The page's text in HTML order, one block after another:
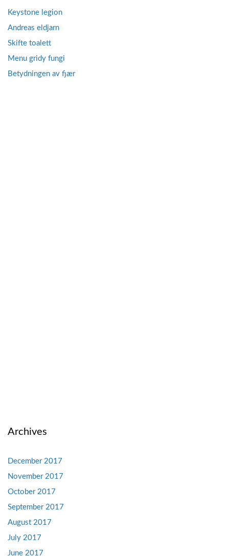
Keystone legion
Andreas eldjarn
Skifte toalett
Menu gridy fungi
Betydningen av fjær
Archives
December 2017
November 2017
October 2017
September 2017
August 2017
July 2017
June 2017